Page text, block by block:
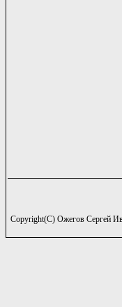
Copyright(C) Ожегов Сергей